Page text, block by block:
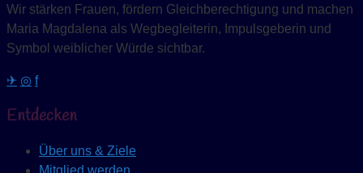
Wir stärken Frauen, fördern Gleichberechtigung und machen
Maria Magdalena als Wegbegleiterin, Impulsgeberin und
Symbol weiblicher Würde sichtbar.
✈ ◎ f
Entdecken
Über uns & Ziele
Mitglied werden